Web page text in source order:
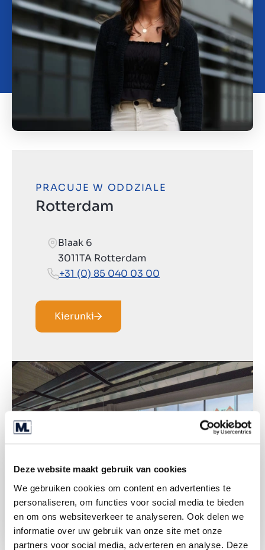
Deze website maakt gebruik van cookies
We gebruiken cookies om content en advertenties te
personaliseren, om functies voor social media te bieden
en om ons websiteverkeer te analyseren. Ook delen we
informatie over uw gebruik van onze site met onze
partners voor social media, adverteren en analyse. Deze
O nas
Kontakt
PL
PRACUJE W ODDZIALE
Rotterdam
Blaak 6
3011TA Rotterdam
+31 (0) 85 040 03 00
Kierunki